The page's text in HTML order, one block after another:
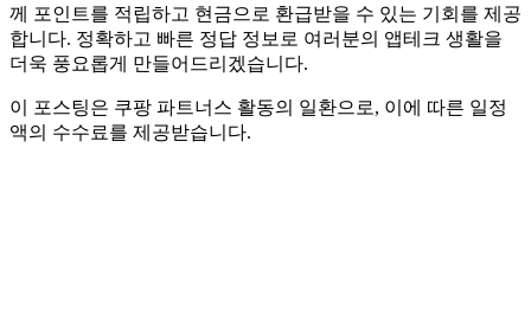
께 포인트를 적립하고 현금으로 환급받을 수 있는 기회를 제공
합니다. 정확하고 빠른 정답 정보로 여러분의 앱테크 생활을
더욱 풍요롭게 만들어드리겠습니다.
이 포스팅은 쿠팡 파트너스 활동의 일환으로, 이에 따른 일정
액의 수수료를 제공받습니다.